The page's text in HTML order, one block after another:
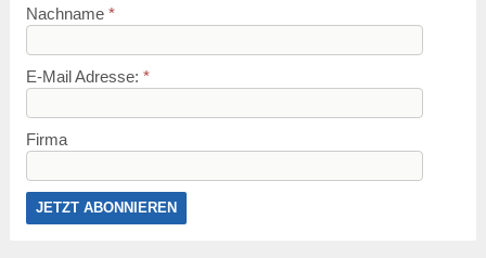
Nachname *
E-Mail Adresse: *
Firma